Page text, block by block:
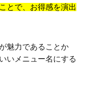
とで、お得感を演出
魅力であることか
いメニュー名にする